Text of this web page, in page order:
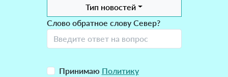
Тип новостей
Слово обратное слову Север?
Принимаю Политику